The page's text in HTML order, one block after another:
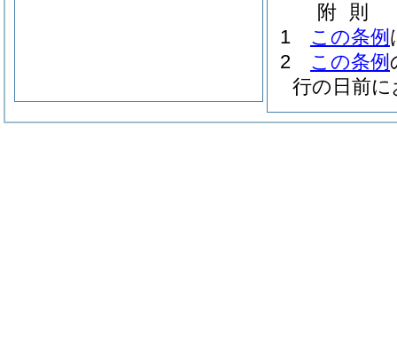
附 則
1
この条例
2
この条例
行の日前